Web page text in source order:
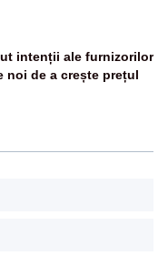
intenții ale furnizorilor
noi de a crește prețul